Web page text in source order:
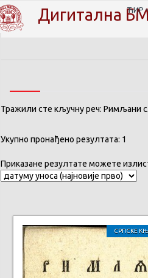
ДигиталнаЋИР
Тражили сте кључну реч: Римљани
Укупно пронађено резултата: 1
Приказане резултате можете
СРПСКЕ